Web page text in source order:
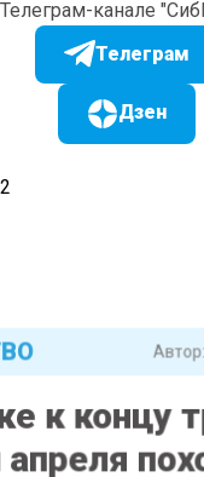
канале
Телеграм
Дзен
Автор:
к концу